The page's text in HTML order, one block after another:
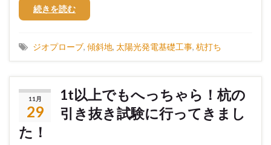
続きを読む
ジオプローブ, 傾斜地, 太陽光発電基礎工事, 杭打ち
11月
29
1t以上でもへっちゃら！杭の
引き抜き試験に行ってきまし
た！